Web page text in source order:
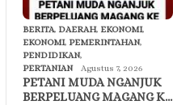
BERITA, DAERAH, EKONOMI,
EKONOMI, PEMERINTAHAN,
PENDIDIKAN,
PERTANIAN
Agustus 7, 2026
PETANI MUDA NGANJUK
BERPELUANG MAGANG K…